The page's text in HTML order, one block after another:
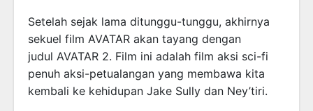
Setelah sejak lama ditunggu-tunggu, akhirnya
sekuel film AVATAR akan tayang dengan
judul AVATAR 2. Film ini adalah film aksi sci-fi
penuh aksi-petualangan yang membawa kita
kembali ke kehidupan Jake Sully dan Ney’tiri.